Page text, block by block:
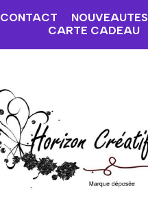
CONTACT NOUVEAUTES
CARTE CADEAU